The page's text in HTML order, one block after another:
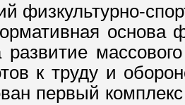
физкультурно-
основа
развитие
к труду и
первый